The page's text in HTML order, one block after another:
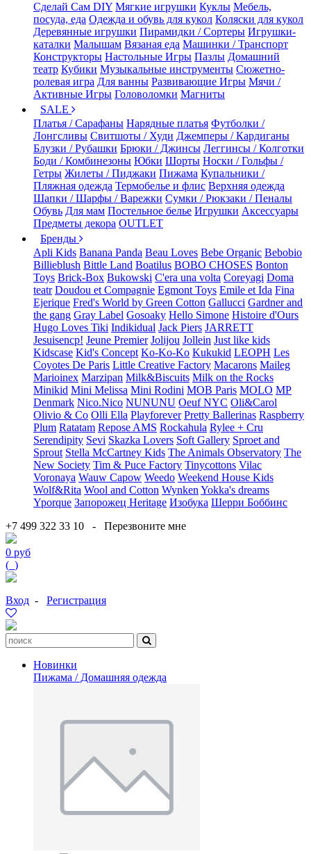
Сделай Сам DIY Мягкие игрушки Куклы Мебель,
посуда, еда Одежда и обувь для кукол Коляски для кукол
Деревянные игрушки Пирамидки / Сортеры Игрушки-
каталки Малышам Вязаная еда Машинки / Транспорт
Конструкторы Настольные Игры Пазлы Домашний
театр Кубики Музыкальные инструменты Сюжетно-
ролевая игра Для ванны Развивающие Игры Мячи /
Активные Игры Головоломки Магниты
SALE
Платья / Сарафаны Нарядные платья Футболки /
Лонгсливы Свитшоты / Худи Джемперы / Кардиганы
Блузки / Рубашки Брюки / Джинсы Леггинсы / Колготки
Боди / Комбинезоны Юбки Шорты Носки / Гольфы /
Гетры Жилеты / Пиджаки Пижама Купальники /
Пляжная одежда Термобелье и флис Верхняя одежда
Шапки / Шарфы / Варежки Сумки / Рюкзаки / Пеналы
Обувь Для мам Постельное белье Игрушки Аксессуары
Предметы декора OUTLET
Бренды
Apli Kids Banana Panda Beau Loves Bebe Organic Bebobio
Billieblush Bittle Land Boatilus BOBO CHOSES Bonton
Toys Brick-Box Bukowski C'era una volta Coreyagi Doma
teatr Doudou et Compagnie Egmont Toys Emile et Ida Fina
Ejerique Fred's World by Green Cotton Gallucci Gardner and
the gang Gray Label Gosoaky Hello Simone Histoire d'Ours
Hugo Loves Tiki Indikidual Jack Piers JARRETT
Jesuisencp! Jeune Premier Jolijou Jollein Just like kids
Kidscase Kid's Concept Ko-Ko-Ko Kukukid LEOPH Les
Coyotes De Paris Little Creative Factory Macarons Maileg
Marioinex Marzipan Milk&Biscuits Milk on the Rocks
Minikid Mini Melissa Mini Rodini MOB Paris MOLO MP
Denmark Nico.Nico NUNUNU Oeuf NYC Oli&Carol
Olivio & Co Olli Ella Playforever Pretty Ballerinas Raspberry
Plum Ratatam Repose AMS Rockahula Rylee + Cru
Serendipity Sevi Skazka Lovers Soft Gallery Sproet and
Sprout Stella McCartney Kids The Animals Observatory The
New Society Tim & Puce Factory Tinycottons Vilac
Voronaya Wauw Capow Weedo Weekend House Kids
Wolf&Rita Wool and Cotton Wynken Yokka's dreams
Yporque Запорожец Heritage Изобука Шерри Боббинс
+7 499 322 33 10 - Перезвоните мне
0 руб
( )
Вход - Регистрация
Новинки
Пижама / Домашняя одежда